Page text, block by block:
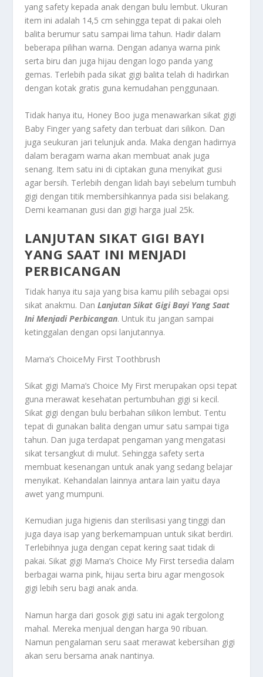
yang safety kepada anak dengan bulu lembut. Ukuran
item ini adalah 14,5 cm sehingga tepat di pakai oleh
balita berumur satu sampai lima tahun. Hadir dalam
beberapa pilihan warna. Dengan adanya warna pink
serta biru dan juga hijau dengan logo panda yang
gemas. Terlebih pada sikat gigi balita telah di hadirkan
dengan kotak gratis guna kemudahan penggunaan.
Tidak hanya itu, Honey Boo juga menawarkan sikat gigi
Baby Finger yang safety dan terbuat dari silikon. Dan
juga seukuran jari telunjuk anda. Maka dengan hadirnya
dalam beragam warna akan membuat anak juga
senang. Item satu ini di ciptakan guna menyikat gusi
agar bersih. Terlebih dengan lidah bayi sebelum tumbuh
gigi dengan titik membersihkannya pada sisi belakang.
Demi keamanan gusi dan gigi harga jual 25k.
LANJUTAN SIKAT GIGI BAYI
YANG SAAT INI MENJADI
PERBICANGAN
Tidak hanya itu saja yang bisa kamu pilih sebagai opsi
sikat anakmu. DanLanjutan Sikat Gigi Bayi Yang Saat
Ini Menjadi Perbicangan. Untuk itu jangan sampai
ketinggalan dengan opsi lanjutannya.
Mama’s ChoiceMy First Toothbrush
Sikat gigi Mama’s Choice My First merupakan opsi tepat
guna merawat kesehatan pertumbuhan gigi si kecil.
Sikat gigi dengan bulu berbahan silikon lembut. Tentu
tepat di gunakan balita dengan umur satu sampai tiga
tahun. Dan juga terdapat pengaman yang mengatasi
sikat tersangkut di mulut. Sehingga safety serta
membuat kesenangan untuk anak yang sedang belajar
menyikat. Kehandalan lainnya antara lain yaitu daya
awet yang mumpuni.
Kemudian juga higienis dan sterilisasi yang tinggi dan
juga daya isap yang berkemampuan untuk sikat berdiri.
Terlebihnya juga dengan cepat kering saat tidak di
pakai. Sikat gigi Mama’s Choice My First tersedia dalam
berbagai warna pink, hijau serta biru agar mengosok
gigi lebih seru bagi anak anda.
Namun harga dari gosok gigi satu ini agak tergolong
mahal. Mereka menjual dengan harga 90 ribuan.
Namun pengalaman seru saat merawat kebersihan gigi
akan seru bersama anak nantinya.